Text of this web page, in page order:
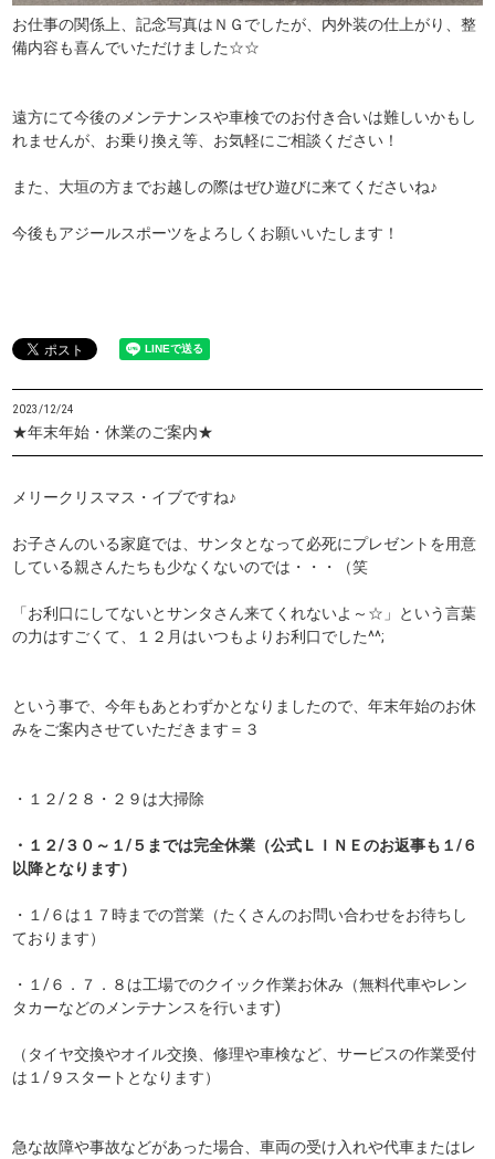
お仕事の関係上、記念写真はＮＧでしたが、内外装の仕上がり、整
備内容も喜んでいただけました☆☆
遠方にて今後のメンテナンスや車検でのお付き合いは難しいかもし
れませんが、お乗り換え等、お気軽にご相談ください！
また、大垣の方までお越しの際はぜひ遊びに来てくださいね♪
今後もアジールスポーツをよろしくお願いいたします！
2023/12/24
★年末年始・休業のご案内★
メリークリスマス・イブですね♪
お子さんのいる家庭では、サンタとなって必死にプレゼントを用意
している親さんたちも少なくないのでは・・・（笑
「お利口にしてないとサンタさん来てくれないよ～☆」という言葉
の力はすごくて、１２月はいつもよりお利口でした^^;
という事で、今年もあとわずかとなりましたので、年末年始のお休
みをご案内させていただきます＝３
・１２/２８・２９は大掃除
・１２/３０～１/５までは完全休業（公式ＬＩＮＥのお返事も１/６
以降となります）
・１/６は１７時までの営業（たくさんのお問い合わせをお待ちし
ております）
・１/６．７．８は工場でのクイック作業お休み（無料代車やレン
タカーなどのメンテナンスを行います)
（タイヤ交換やオイル交換、修理や車検など、サービスの作業受付
は１/９スタートとなります）
急な故障や事故などがあった場合、車両の受け入れや代車またはレ